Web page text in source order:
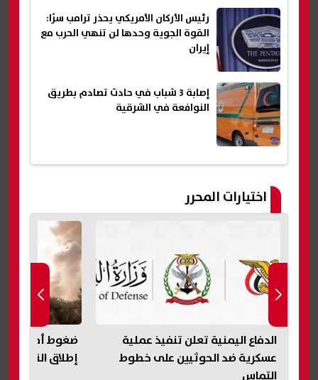
رئيس الأركان الأمريكي يحذر ترامب سرًا:
القوة الجوية وحدها لن تنهي الحرب مع
إيران
إصابة 3 شباب في حادث تصادم بطريق
النوافعة في الشرقية
اختيارات المحرر
ضغوط أمريكية على إسرائيل لوقف
إطلاق النار في غزة لمدة أسبوعين
«عار وطني»..
على حكم وقف